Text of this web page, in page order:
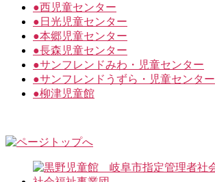
●西児童センター
● 日光児童センター
●本郷児童センター
●長森児童センター
●サンフレンドみわ・児童センター
●サンフレンドうずら・児童センター
●柳津児童館